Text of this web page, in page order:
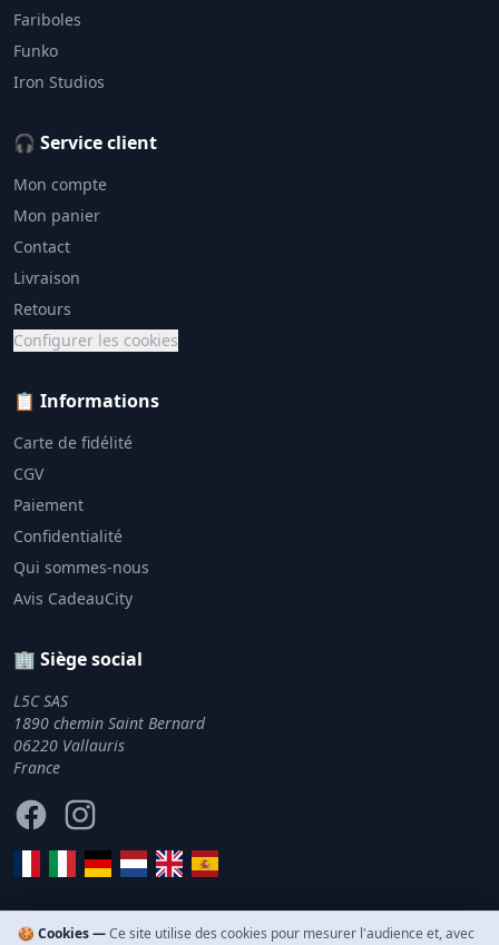
Fariboles
Funko
Iron Studios
🎧 Service client
Mon compte
Mon panier
Contact
Livraison
Retours
Configurer les cookies
📋 Informations
Carte de fidélité
CGV
Paiement
Confidentialité
Qui sommes-nous
Avis CadeauCity
🏢 Siège social
L5C SAS
1890 chemin Saint Bernard
06220 Vallauris
France
FacebookInstagram
🍪 Cookies —Ce site utilise des cookies pour mesurer l'audience et, avec